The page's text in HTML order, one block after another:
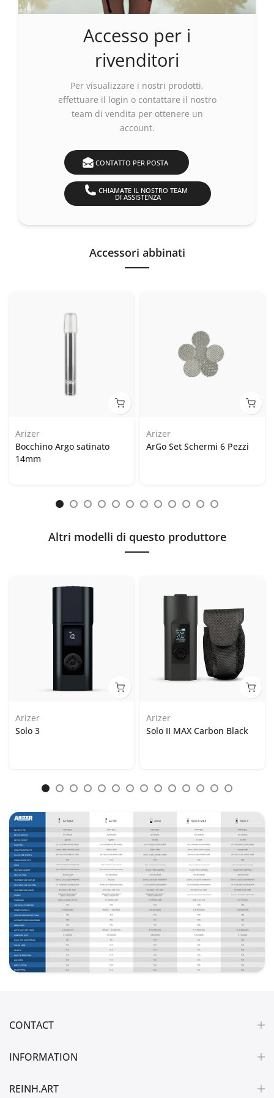
Accesso per i
rivenditori
Per visualizzare i nostri prodotti,
effettuare il login o contattare il nostro
team di vendita per ottenere un
account.
CONTATTO PER POSTA
CHIAMATE IL NOSTRO TEAM
DI ASSISTENZA
Accessori abbinati
Arizer
Bocchino Argo satinato
14mm
Arizer
ArGo Set Schermi 6 Pezzi
Altri modelli di questo produttore
Arizer
Solo 3
Arizer
Solo II MAX Carbon Black
CONTACT
INFORMATION
REINH.ART